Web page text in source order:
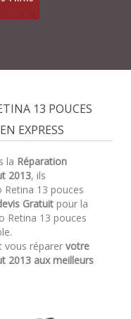
13 POUCES
EXPRESS
la Réparation
2013, ils
13 pouces
Gratuitpour la
Retina 13 pouces
vous réparer votre
2013 aux meilleurs